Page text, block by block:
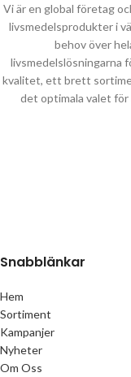
Vi är en global företag
livsmedelsprodukter i
behov över
livsmedelslösningarna
kvalitet, ett brett
det optimala valet för
Snabblänkar
Hem
Sortiment
Kampanjer
Nyheter
Om Oss